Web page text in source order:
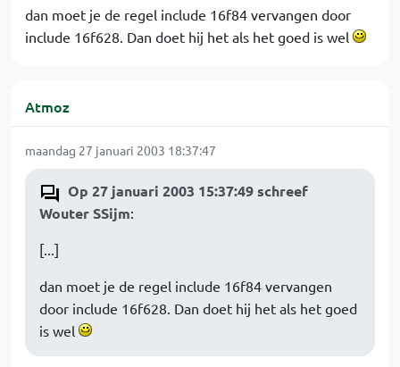
dan moet je de regel include 16f84 vervangen door
include 16f628. Dan doet hij het als het goed is wel
Atmoz
maandag 27 januari 2003 18:37:47
Op 27 januari 2003 15:37:49 schreef
Wouter SSijm:
[...]
dan moet je de regel include 16f84 vervangen
door include 16f628. Dan doet hij het als het goed
is wel